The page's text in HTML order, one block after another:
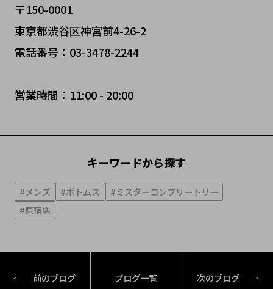
〒150-0001
東京都渋谷区神宮前4-26-2
電話番号：03-3478-2244
営業時間：11:00 - 20:00
キーワードから探す
#メンズ #ボトムス
#ミスターコンプリートリー
#原宿店
前のブログ ブログ一覧 次のブログ